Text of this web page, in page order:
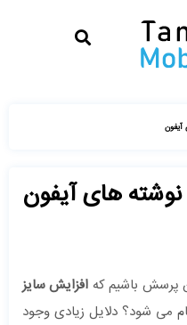
آیفون
های آیفون
پرسش باشیم که افزایش سایز
می شود؟ دلایل زیادی وجود